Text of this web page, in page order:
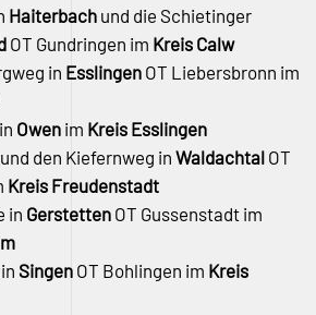
Haiterbach und die Schietinger
OT Gundringen im Kreis Calw
in Esslingen OT Liebersbronn im
Owen im Kreis Esslingen
den Kiefernweg in Waldachtal OT
Kreis Freudenstadt
in Gerstetten OT Gussenstadt im
Singen OT Bohlingen im Kreis